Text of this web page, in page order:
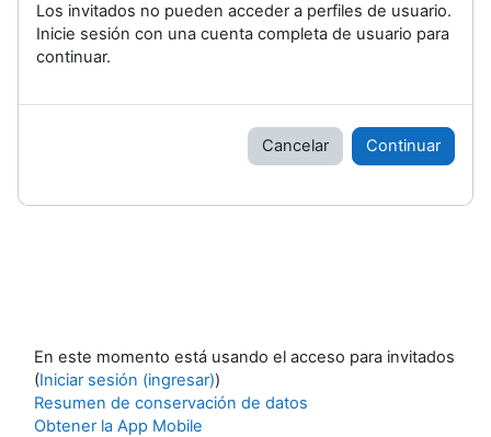
Los invitados no pueden acceder a perfiles de usuario.
Inicie sesión con una cuenta completa de usuario para
continuar.
Cancelar Continuar
En este momento está usando el acceso para invitados
(Iniciar sesión (ingresar))
Resumen de conservación de datos
Obtener la App Mobile